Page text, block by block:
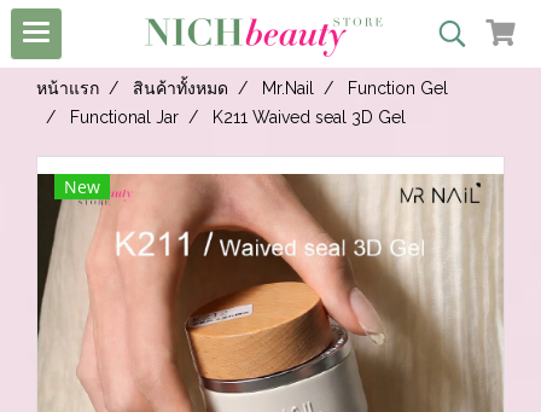
หน้าแรก สินค้าทั้งหมด Mr.Nail
Function Gel
Functional Jar
K211 Waived seal 3D Gel
New